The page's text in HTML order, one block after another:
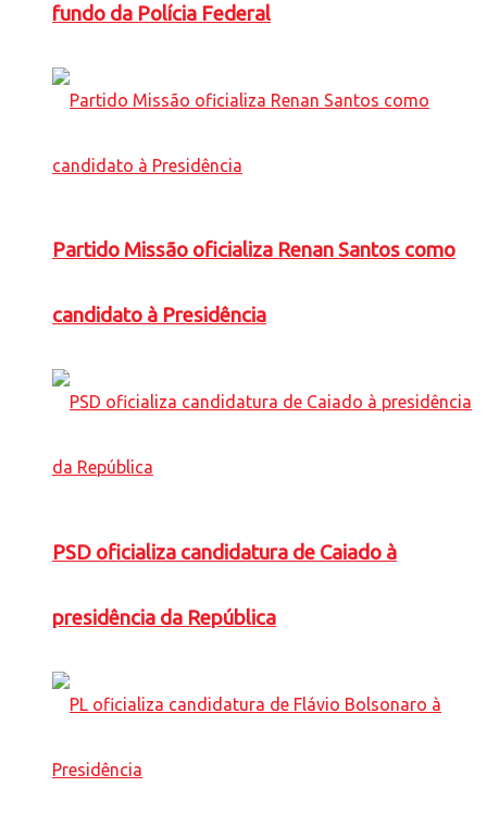
fundo da Polícia Federal
Partido Missão oficializa Renan Santos como
candidato à Presidência
PSD oficializa candidatura de Caiado à
presidência da República